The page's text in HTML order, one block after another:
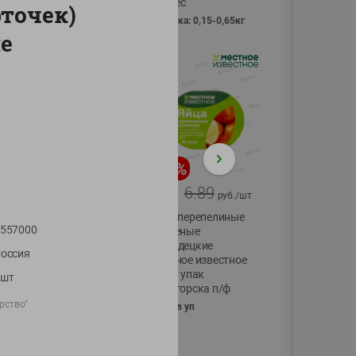
фасовка: 0,15-0,65кг
ГХИ Местное
%
6.89 руб./шт
Яйца перепелиные
копченые
Молодецкие
Местное известное
20 шт упак
Солигорска п/ф
20шт в уп